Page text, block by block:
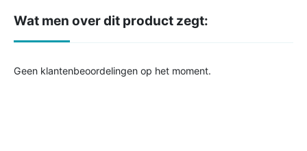
Wat men over dit product zegt:
Geen klantenbeoordelingen op het moment.